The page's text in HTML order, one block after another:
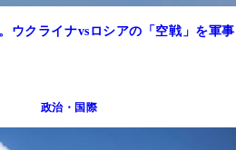
ウクライナvsロシアの「空戦」を軍事
政治・国際